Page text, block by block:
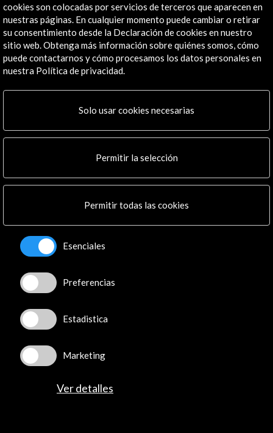
Explora
Institucional
Actividades
Programa PICE
Residencias
Cultura en Red
Logo y crédito a AC/E
Conecta
X (Twitter)
Instagram
Facebook
Youtube
Spotify
Flickr
© Acción Cultural Española (AC/E) /
cookies son colocadas por servicios de terceros que aparecen en
nuestras páginas. En cualquier momento puede cambiar o retirar
su consentimiento desde la Declaración de cookies en nuestro
sitio web. Obtenga más información sobre quiénes somos, cómo
puede contactarnos y cómo procesamos los datos personales en
nuestra Política de privacidad.
Solo usar cookies necesarias
Permitir la selección
Permitir todas las cookies
Esenciales
Preferencias
Estadistica
Marketing
Ver detalles